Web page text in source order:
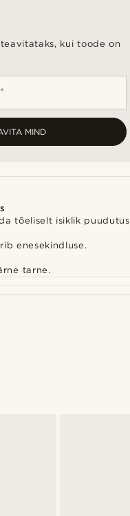
kui toode on
MIND
tõeliselt isiklik puudutus
enesekindluse.
tarne.